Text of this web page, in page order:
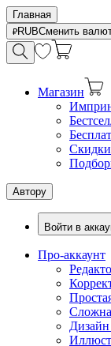
Главная
RUBСменить
Магазин
Скидки
Автору
Войти в
Про-аккаунт